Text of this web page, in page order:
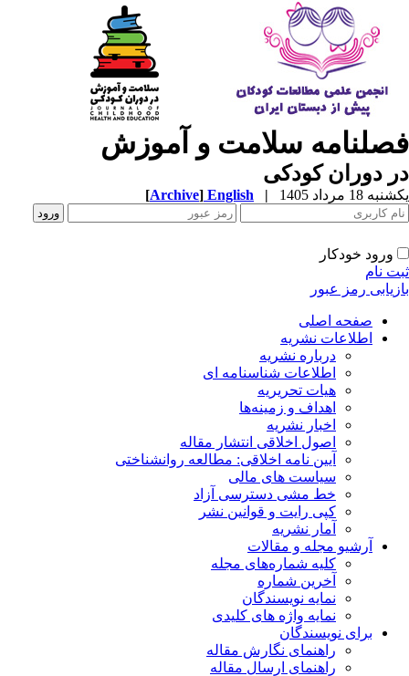
سلامت و آموزش
دوران کودکی
18 مرداد 1405 |
English
[Archive]
ورود خودکار
نام
رمز عبور
صفحه اصلی
اطلاعات نشریه
درباره نشریه
اطلاعات شناسنامه ای
هیات تحریریه
اهداف و زمینه‌ها
اخبار نشریه
اصول اخلاقی انتشار مقاله
آیین نامه اخلاقی: مطالعه روانشناختی
سیاست های مالی
خط مشی دسترسی آزاد
کپی رایت و قوانین نشر
آمار نشریه
آرشیو مجله و مقالات
کلیه شماره‌های مجله
آخرین شماره
نمایه نویسندگان
نمایه واژه های کلیدی
برای نویسندگان
راهنمای نگارش مقاله
راهنمای ارسال مقاله